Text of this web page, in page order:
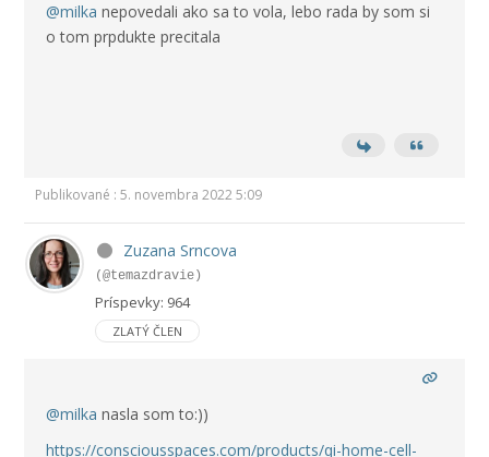
@milka nepovedali ako sa to vola, lebo rada by som si
o tom prpdukte precitala
Publikované : 5. novembra 2022 5:09
Zuzana Srncova
(@temazdravie)
Príspevky: 964
ZLATÝ ČLEN
@milka nasla som to:))
https://consciousspaces.com/products/qi-home-cell-